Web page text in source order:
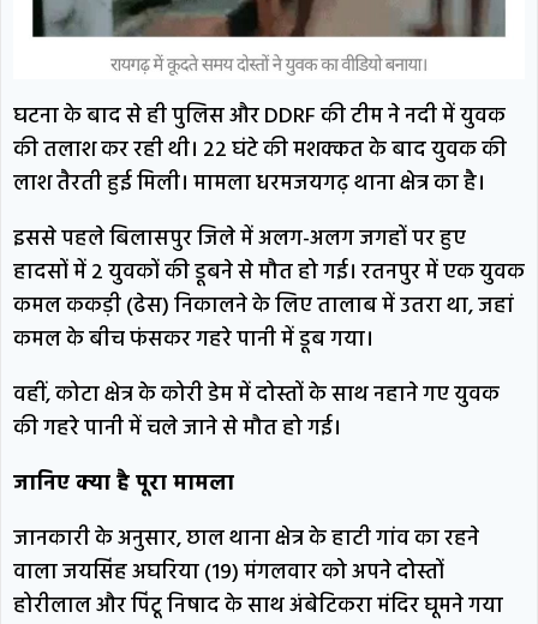
घटना के बाद से ही पुलिस और DDRF की टीम ने नदी में युवक
की तलाश कर रही थी। 22 घंटे की मशक्कत के बाद युवक की
लाश तैरती हुई मिली। मामला धरमजयगढ़ थाना क्षेत्र का है।
इससे पहले बिलासपुर जिले में अलग-अलग जगहों पर हुए
हादसों में 2 युवकों की डूबने से मौत हो गई। रतनपुर में एक युवक
कमल ककड़ी (ढेस) निकालने के लिए तालाब में उतरा था, जहां
कमल के बीच फंसकर गहरे पानी में डूब गया।
वहीं, कोटा क्षेत्र के कोरी डेम में दोस्तों के साथ नहाने गए युवक
की गहरे पानी में चले जाने से मौत हो गई।
जानिए क्या है पूरा मामला
जानकारी के अनुसार, छाल थाना क्षेत्र के हाटी गांव का रहने
वाला जयसिंह अघरिया (19) मंगलवार को अपने दोस्तों
होरीलाल और पिंटू निषाद के साथ अंबेटिकरा मंदिर घूमने गया